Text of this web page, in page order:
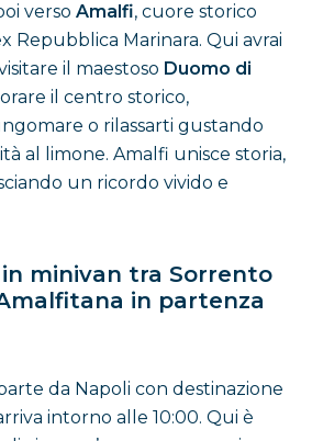
verso Amalfi, cuore storico
Repubblica Marinara. Qui avrai
il maestoso Duomo di
il centro storico,
o rilassarti gustando
al limone. Amalfi unisce storia,
un ricordo vivido e
minivan tra Sorrento
in partenza
da Napoli con destinazione
intorno alle 10:00. Qui è